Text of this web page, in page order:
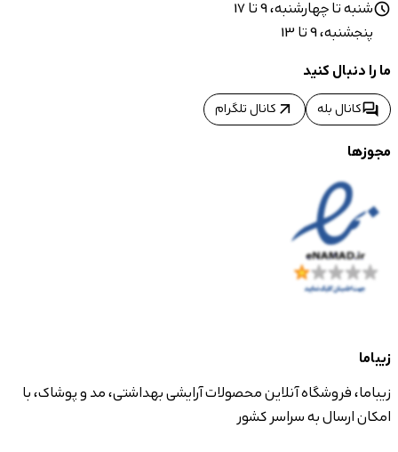
scheduleشنبه تا چهارشنبه، 9 تا 17
پنجشنبه، 9 تا 13
ما را دنبال کنید
forumکانال بله arrow_outward کانال تلگرام
مجوزها
زیباما
زیباما، فروشگاه آنلاین محصولات آرایشی بهداشتی، مد و پوشاک، با
امکان ارسال به سراسر کشور